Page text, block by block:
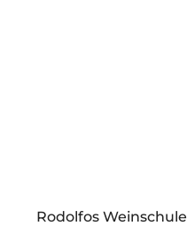
Rodolfos Weinschule